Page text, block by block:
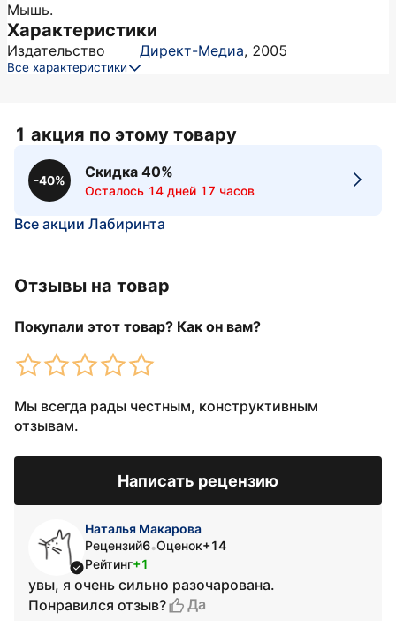
Мышь.
Характеристики
Издательство Директ-Медиа, 2005
Все характеристики
1 акция по этому товару
-40%
Скидка 40%
Осталось 14 дней 17 часов
Все акции Лабиринта
Отзывы на товар
Покупали этот товар? Как он вам?
Мы всегда рады честным, конструктивным
отзывам.
Написать рецензию
Наталья Макарова
Рецензий6•Оценок+14
Рейтинг+1
увы, я очень сильно разочарована.
Понравился отзыв?
Да